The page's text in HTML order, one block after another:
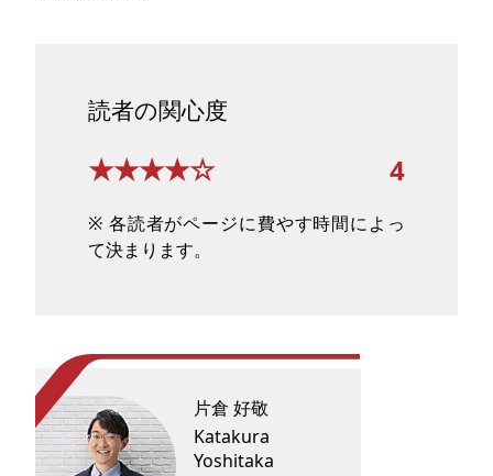
読者の関心度
★★★★☆ 4
※ 各読者がページに費やす時間によっ
て決まります。
片倉 好敬
Katakura
Yoshitaka